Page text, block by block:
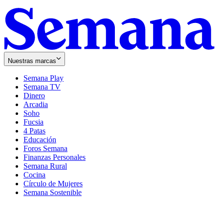
Nuestras marcas
Semana Play
Semana TV
Dinero
Arcadia
Soho
in
new
window
Fucsia
in
new
window
4 Patas
Educación
Foros Semana
Finanzas Personales
Semana Rural
Cocina
Círculo de Mujeres
Semana Sostenible